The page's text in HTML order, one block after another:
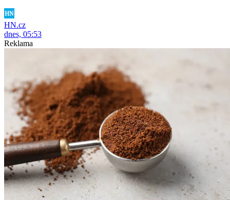
HN.cz
dnes, 05:53
Reklama